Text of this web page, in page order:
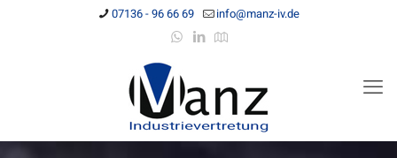
07136 - 96 66 69 info@manz-iv.de